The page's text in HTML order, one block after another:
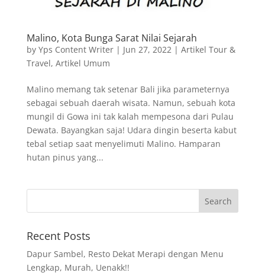
Malino, Kota Bunga Sarat Nilai Sejarah
by Yps Content Writer| Jun 27, 2022| Artikel Tour &
Travel, Artikel Umum
Malino memang tak setenar Bali jika parameternya
sebagai sebuah daerah wisata. Namun, sebuah kota
mungil di Gowa ini tak kalah mempesona dari Pulau
Dewata. Bayangkan saja! Udara dingin beserta kabut
tebal setiap saat menyelimuti Malino. Hamparan
hutan pinus yang...
Recent Posts
Dapur Sambel, Resto Dekat Merapi dengan Menu
Lengkap, Murah, Uenakk!!